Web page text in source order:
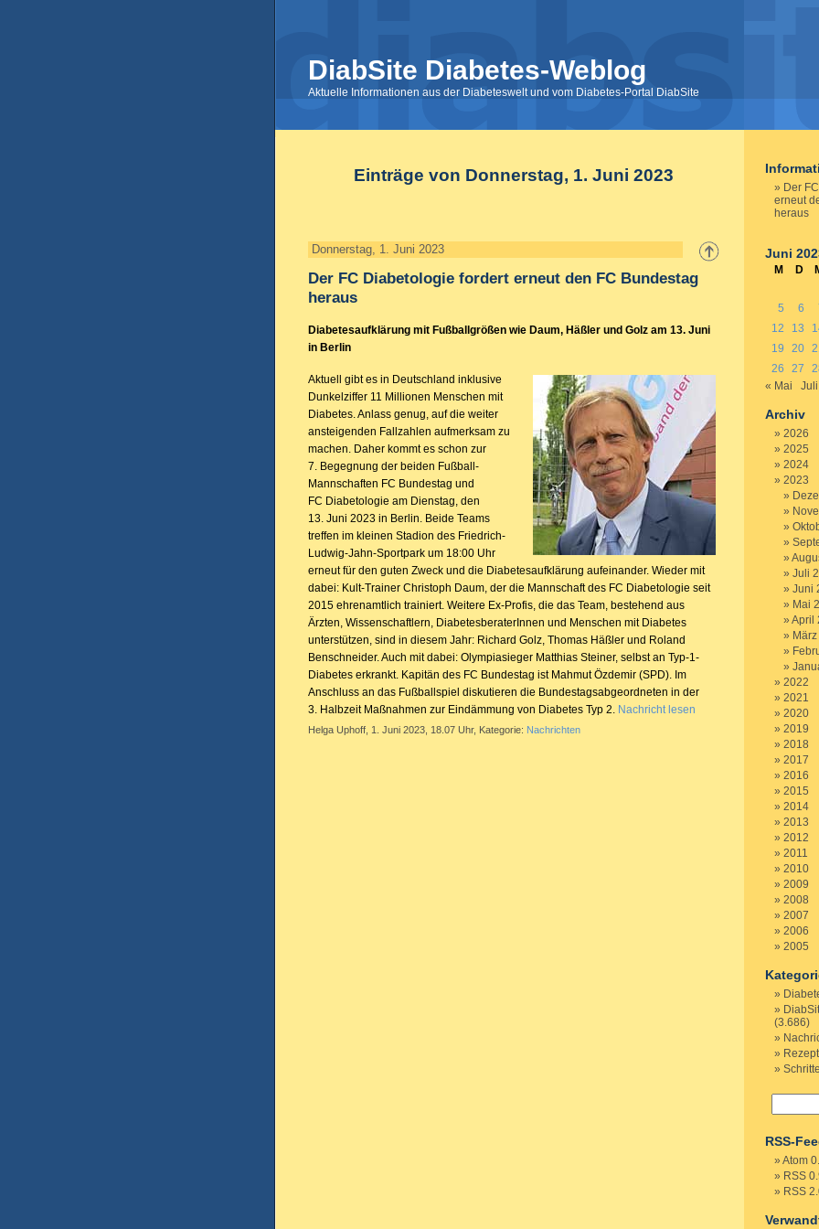
DiabSite Diabetes-Weblog
Aktuelle Informationen aus der Diabeteswelt und vom Diabetes-Portal DiabSite
Einträge von Donnerstag, 1. Juni 2023
Donnerstag, 1. Juni 2023
Der FC Diabetologie fordert erneut den FC Bundestag
heraus
Diabetesaufklärung mit Fußballgrößen wie Daum, Häßler und Golz am 13. Juni
in Berlin
Aktuell gibt es in Deutschland inklusive
Dunkelziffer 11 Millionen Menschen mit
Diabetes. Anlass genug, auf die weiter
ansteigenden Fallzahlen aufmerksam zu
machen. Daher kommt es schon zur
7. Begegnung der beiden Fußball-
Mannschaften FC Bundestag und
FC Diabetologie am Dienstag, den
13. Juni 2023 in Berlin. Beide Teams
treffen im kleinen Stadion des Friedrich-
Ludwig-Jahn-Sportpark um 18:00 Uhr
erneut für den guten Zweck und die Diabetesaufklärung aufeinander. Wieder mit
dabei: Kult-Trainer Christoph Daum, der die Mannschaft des FC Diabetologie seit
2015 ehrenamtlich trainiert. Weitere Ex-Profis, die das Team, bestehend aus
Ärzten, Wissenschaftlern, DiabetesberaterInnen und Menschen mit Diabetes
unterstützen, sind in diesem Jahr: Richard Golz, Thomas Häßler und Roland
Benschneider. Auch mit dabei: Olympiasieger Matthias Steiner, selbst an Typ-1-
Diabetes erkrankt. Kapitän des FC Bundestag ist Mahmut Özdemir (SPD). Im
Anschluss an das Fußballspiel diskutieren die Bundestagsabgeordneten in der
3. Halbzeit Maßnahmen zur Eindämmung von Diabetes Typ 2. Nachricht lesen
Helga Uphoff, 1. Juni 2023, 18.07 Uhr, Kategorie: Nachrichten
Der
erneut
heraus
Juni
M D
5
6
12
13
19
20
26
27
« Mai
Archiv
2026
2025
2024
2023
Juli
Juni
Mai
April
2022
2021
2020
2019
2018
2017
2016
2015
2014
2013
2012
2011
2010
2009
2008
2007
2006
2005
(3.686)
RSS-
Atom
RSS
RSS